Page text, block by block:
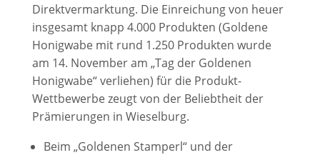
Direktvermarktung. Die Einreichung von heuer
insgesamt knapp 4.000 Produkten (Goldene
Honigwabe mit rund 1.250 Produkten wurde
am 14. November am „Tag der Goldenen
Honigwabe“ verliehen) für die Produkt-
Wettbewerbe zeugt von der Beliebtheit der
Prämierungen in Wieselburg.
Beim „Goldenen Stamperl“ und der